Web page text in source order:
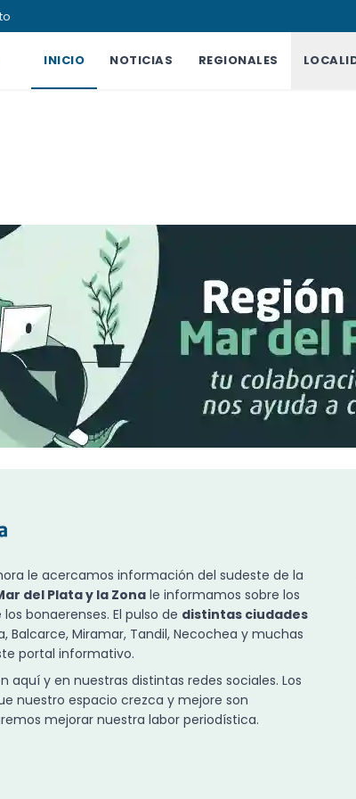
INICIO NOTICIAS REGIONALES
le acercamos información del sudeste de la
del Plata y la Zonale informamos sobre los
bonaerenses. El pulso de distintas ciudades
Balcarce, Miramar, Tandil, Necochea y muchas
portal informativo.
y en nuestras distintas redes sociales. Los
nuestro espacio crezca y mejore son
mejorar nuestra labor periodística.